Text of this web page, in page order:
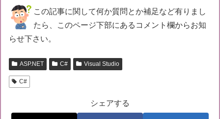
この記事に関して何か質問とか補足など有りまし
たら、このページ下部にあるコメント欄からお知
らせ下さい。
ASP.NET C# Visual Studio
C#
シェアする